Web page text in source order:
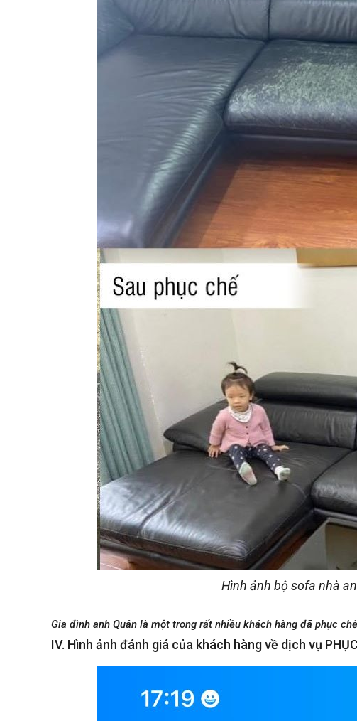
Hình ảnh bộ sofa nhà
Gia đình anh Quân là một trong rất nhiều khách hàng đã phục
IV. Hình ảnh đánh giá của khách hàng về dịch vụ